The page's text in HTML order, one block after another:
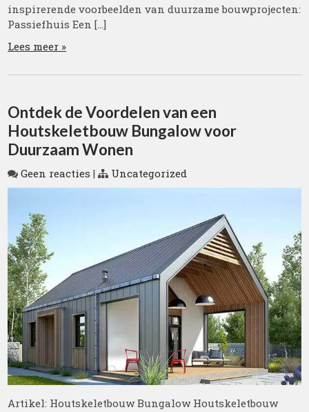
inspirerende voorbeelden van duurzame bouwprojecten:
Passiefhuis Een […]
Lees meer »
Ontdek de Voordelen van een
Houtskeletbouw Bungalow voor
Duurzaam Wonen
Geen reacties | Uncategorized
Artikel: Houtskeletbouw Bungalow Houtskeletbouw